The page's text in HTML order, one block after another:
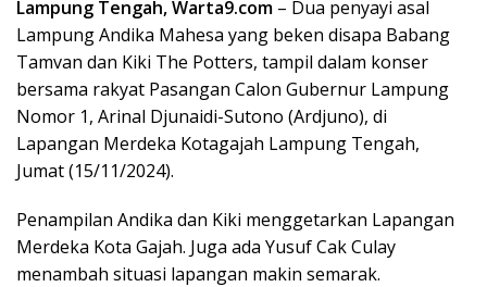
Lampung Tengah, Warta9.com – Dua penyayi asal
Lampung Andika Mahesa yang beken disapa Babang
Tamvan dan Kiki The Potters, tampil dalam konser
bersama rakyat Pasangan Calon Gubernur Lampung
Nomor 1, Arinal Djunaidi-Sutono (Ardjuno), di
Lapangan Merdeka Kotagajah Lampung Tengah,
Jumat (15/11/2024).
Penampilan Andika dan Kiki menggetarkan Lapangan
Merdeka Kota Gajah. Juga ada Yusuf Cak Culay
menambah situasi lapangan makin semarak.